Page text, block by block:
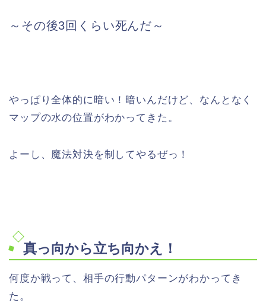
～その後3回くらい死んだ～
やっぱり全体的に暗い！暗いんだけど、なんとなく
マップの水の位置がわかってきた。
よーし、魔法対決を制してやるぜっ！
真っ向から立ち向かえ！
何度か戦って、相手の行動パターンがわかってき
た。